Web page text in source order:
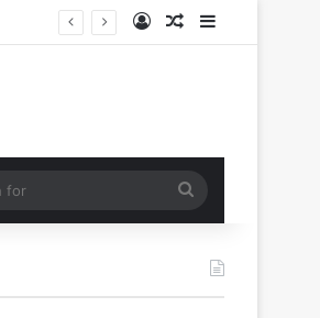
Log InRandom Article
for